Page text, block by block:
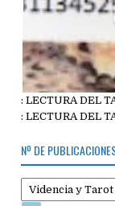
: LECTURA DEL
: LECTURA DEL
Nº DE